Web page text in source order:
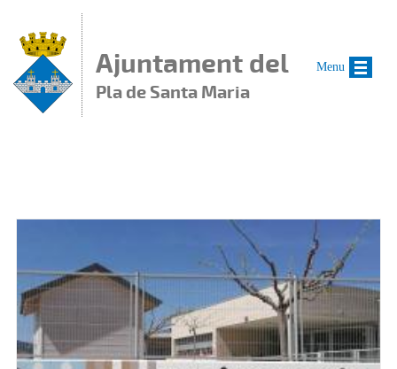
Ajuntament del
Pla de Santa Maria
Menu